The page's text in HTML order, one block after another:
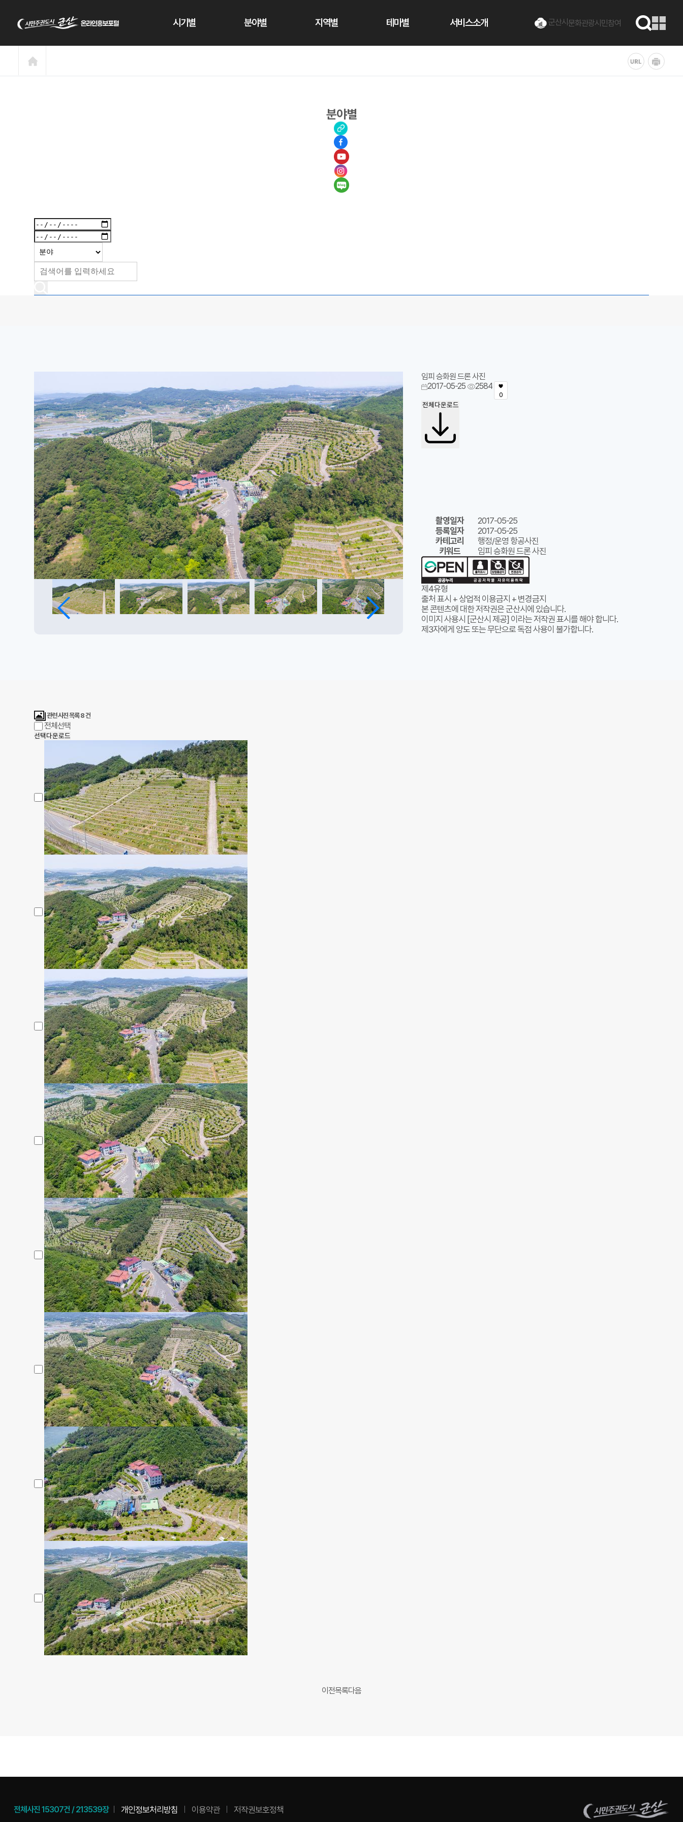
시기별 분야별 지역별 테마별 서비스소개 군산시문화관광시민참여
분야별
임피 승화원 드론 사진
2017-05-25
2584
0
전체다운로드
촬영일자
2017-05-25
등록일자
2017-05-25
카테고리
행정/운영 항공사진
키워드
임피 승화원 드론 사진
제4유형
출처 표시 + 상업적 이용금지 + 변경금지
본 콘텐츠에 대한 저작권은 군산시에 있습니다.
이미지 사용시 [군산시 제공] 이라는 저작권 표시를 해야 합니다.
제3자에게 양도 또는 무단으로 독점 사용이 불가합니다.
관련 사진 목록8건
전체선택
선택다운로드
이전목록다음
전체사진15307건 /213539장 개인정보처리방침 이용약관 저작권보호정책